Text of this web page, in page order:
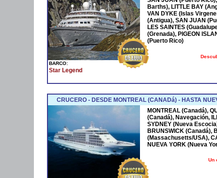
BARCO:
Star Legend
Barths), LITTLE BAY
VAN DYKE (Islas
(Antigua), SAN JUAN
LES SAINTES
(Grenada), PIGEON
(Puerto Rico)
CRUCERO - DESDE MONTREAL (CANADá) - HASTA
MONTREAL (Canadá),
(Canadá), Navegación,
SYDNEY (Nueva
BRUNSWICK (Canadá),
(Massachusetts/USA),
NUEVA YORK (Nueva
Un